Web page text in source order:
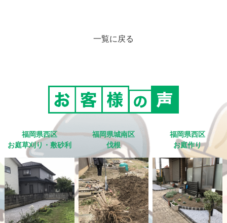
一覧に戻る
福岡県西区
お庭草刈り・敷砂利
福岡県城南区
伐根
福岡県西区
お庭作り